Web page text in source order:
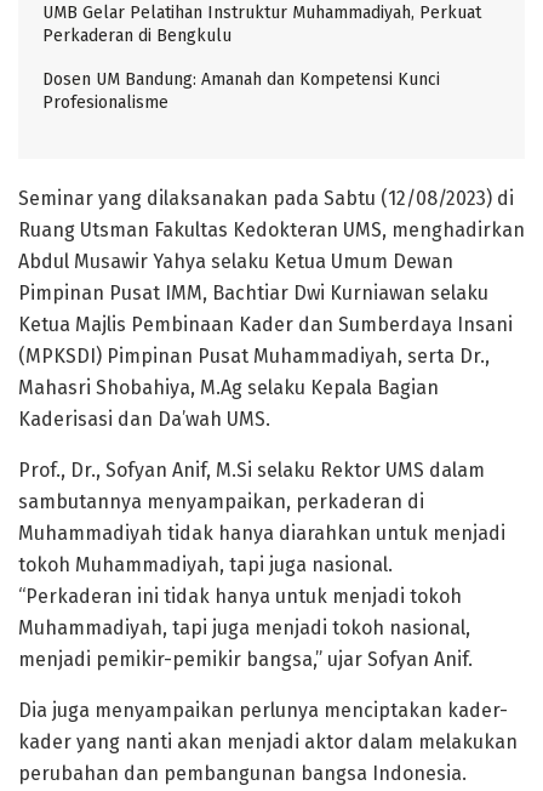
UMB Gelar Pelatihan Instruktur Muhammadiyah, Perkuat
Perkaderan di Bengkulu
Dosen UM Bandung: Amanah dan Kompetensi Kunci
Profesionalisme
Seminar yang dilaksanakan pada Sabtu (12/08/2023) di
Ruang Utsman Fakultas Kedokteran UMS, menghadirkan
Abdul Musawir Yahya selaku Ketua Umum Dewan
Pimpinan Pusat IMM, Bachtiar Dwi Kurniawan selaku
Ketua Majlis Pembinaan Kader dan Sumberdaya Insani
(MPKSDI) Pimpinan Pusat Muhammadiyah, serta Dr.,
Mahasri Shobahiya, M.Ag selaku Kepala Bagian
Kaderisasi dan Da’wah UMS.
Prof., Dr., Sofyan Anif, M.Si selaku Rektor UMS dalam
sambutannya menyampaikan, perkaderan di
Muhammadiyah tidak hanya diarahkan untuk menjadi
tokoh Muhammadiyah, tapi juga nasional.
“Perkaderan ini tidak hanya untuk menjadi tokoh
Muhammadiyah, tapi juga menjadi tokoh nasional,
menjadi pemikir-pemikir bangsa,” ujar Sofyan Anif.
Dia juga menyampaikan perlunya menciptakan kader-
kader yang nanti akan menjadi aktor dalam melakukan
perubahan dan pembangunan bangsa Indonesia.